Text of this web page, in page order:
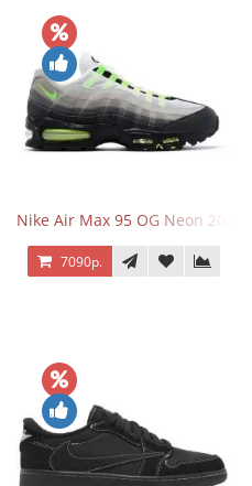
Nike Air Max 95 OG Neon 2025
7090р.